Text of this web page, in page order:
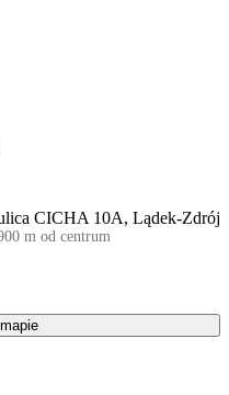
Ostrowicza do punktu
i Parku Zdrojowego,
apteki.
korzystać z wszelkich
Singletrack Glacensis,
w Góry Złote i Masyw
CICHA 10A, Lądek-Zdrój
m od centrum